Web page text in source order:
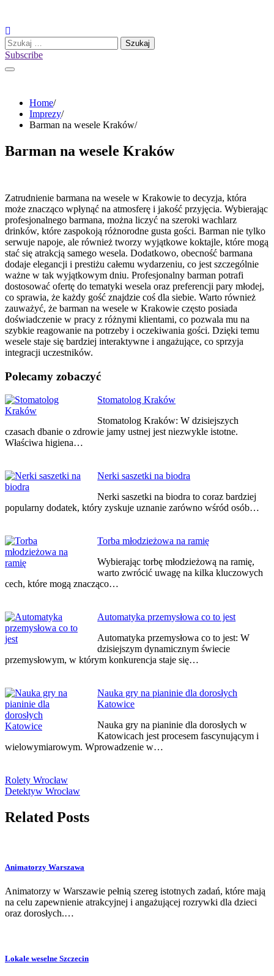
content
Szukaj:
Subscribe
Home
Imprezy
Barman na wesele Kraków
Barman na wesele Kraków
Zatrudnienie barmana na wesele w Krakowie to decyzja, która
może znacząco wpłynąć na atmosferę i jakość przyjęcia. Wybierając
profesjonalnego barmana, można liczyć na szeroki wachlarz
drinków, które zaspokoją różnorodne gusta gości. Barman nie tylko
serwuje napoje, ale również tworzy wyjątkowe koktajle, które mogą
stać się atrakcją samego wesela. Dodatkowo, obecność barmana
dodaje elegancji i prestiżu całemu wydarzeniu, co jest szczególnie
ważne w tak wyjątkowym dniu. Profesjonalny barman potrafi
dostosować ofertę do tematyki wesela oraz preferencji pary młodej,
co sprawia, że każdy gość znajdzie coś dla siebie. Warto również
zauważyć, że barman na wesele w Krakowie często posiada
doświadczenie w pracy z różnymi klientami, co pozwala mu na
szybkie reagowanie na potrzeby i oczekiwania gości. Dzięki temu
wesele staje się bardziej interaktywne i angażujące, co sprzyja
integracji uczestników.
Polecamy zobaczyć
Stomatolog Kraków
Stomatolog Kraków: W dzisiejszych
czasach dbanie o zdrowie jamy ustnej jest niezwykle istotne.
Właściwa higiena…
Nerki saszetki na biodra
Nerki saszetki na biodra to coraz bardziej
popularny dodatek, który zyskuje uznanie zarówno wśród osób…
Torba młodzieżowa na ramię
Wybierając torbę młodzieżową na ramię,
warto zwrócić uwagę na kilka kluczowych
cech, które mogą znacząco…
Automatyka przemysłowa co to jest
Automatyka przemysłowa co to jest: W
dzisiejszym dynamicznym świecie
przemysłowym, w którym konkurencja staje się…
Nauka gry na pianinie dla dorosłych
Katowice
Nauka gry na pianinie dla dorosłych w
Katowicach jest procesem fascynującym i
wielowymiarowym. Wprowadzenie w…
Nawigacja
wpisu
Rolety Wrocław
Detektyw Wrocław
Related Posts
Animatorzy Warszawa
Animatorzy w Warszawie pełnią szereg istotnych zadań, które mają
na celu zapewnienie atrakcyjnej i angażującej rozrywki dla dzieci
oraz dorosłych.…
Lokale weselne Szczecin